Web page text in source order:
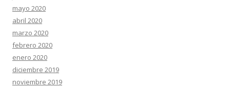
mayo 2020
abril 2020
marzo 2020
febrero 2020
enero 2020
diciembre 2019
noviembre 2019